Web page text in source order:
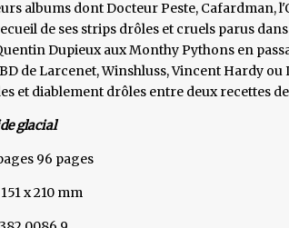
albums dont Docteur Peste, Cafardman,
de ses strips drôles et cruels parus
Dupieux aux Monthy Pythons en
de Larcenet, Winshluss, Vincent Hardy
et diablement drôles entre deux recettes
glacial
96 pages
x 210 mm